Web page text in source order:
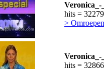
Veronica_-
hits = 32279
>
Veronica_-
hits = 32866